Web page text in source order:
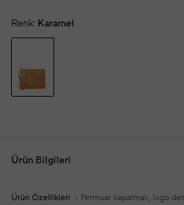
Renk: Karamel
Ürün Bilgileri
Ürün Özellikleri Fermuar kapatmalı, logo